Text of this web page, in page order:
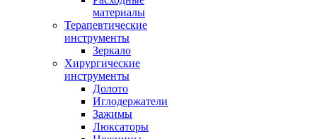
материалы
Терапевтические
инструменты
Зеркало
Хирургические
инструменты
Долото
Иглодержатели
Зажимы
Люксаторы